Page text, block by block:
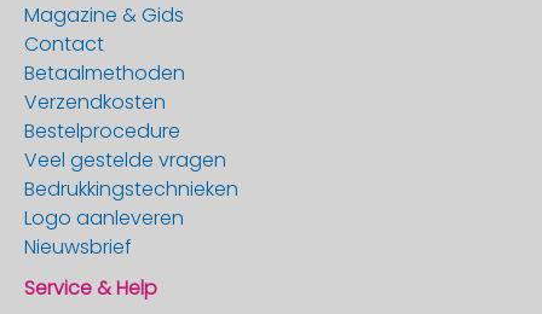
Magazine & Gids
Contact
Betaalmethoden
Verzendkosten
Bestelprocedure
Veel gestelde vragen
Bedrukkingstechnieken
Logo aanleveren
Nieuwsbrief
Service & Help